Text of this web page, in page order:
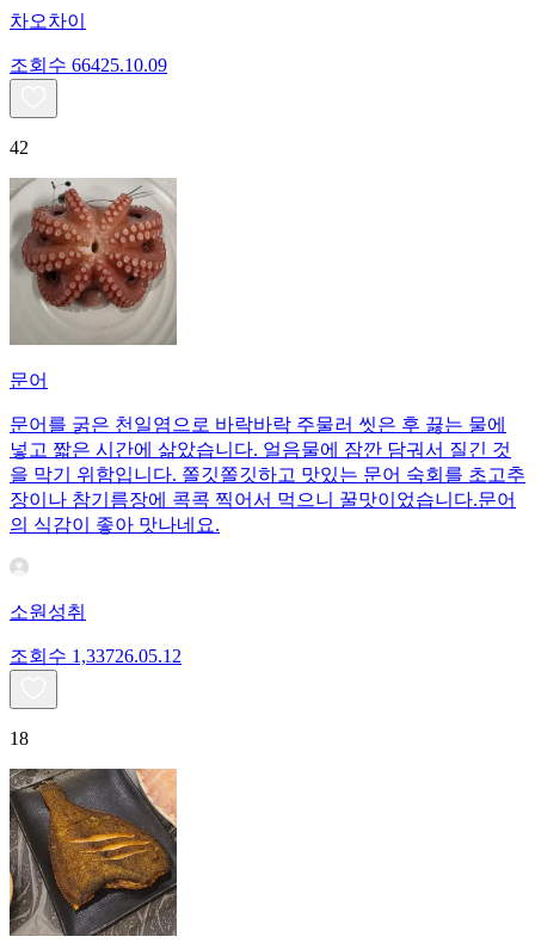
차오차이
조회수 66425.10.09
42
문어
문어를 굵은 천일염으로 바락바락 주물러 씻은 후 끓는 물에
넣고 짧은 시간에 삶았습니다. 얼음물에 잠깐 담궈서 질긴 것
을 막기 위함입니다. 쫄깃쫄깃하고 맛있는 문어 숙회를 초고추
장이나 참기름장에 콕콕 찍어서 먹으니 꿀맛이었습니다.문어
의 식감이 좋아 맛나네요.
소원성취
조회수 1,33726.05.12
18